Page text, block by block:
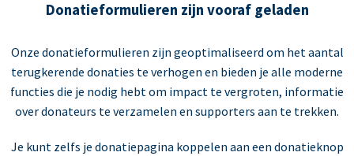
Donatieformulieren zijn vooraf geladen
Onze donatieformulieren zijn geoptimaliseerd om het aantal
terugkerende donaties te verhogen en bieden je alle moderne
functies die je nodig hebt om impact te vergroten, informatie
over donateurs te verzamelen en supporters aan te trekken.
Je kunt zelfs je donatiepagina koppelen aan een donatieknop